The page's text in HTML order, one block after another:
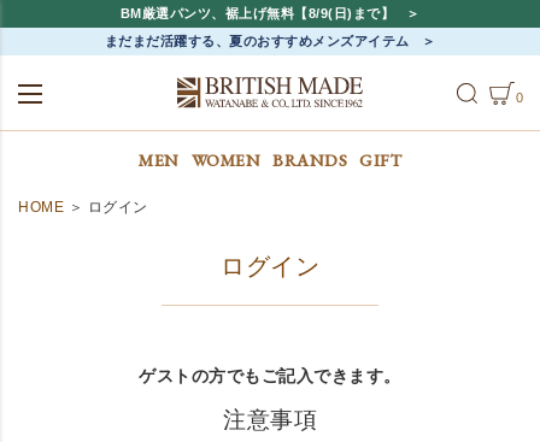
BM厳選パンツ、裾上げ無料【8/9(日)まで】
まだまだ活躍する、夏のおすすめメンズアイテム
0
MEN WOMEN BRANDS GIFT
HOME ログイン
ログイン
ゲストの方でもご記入できます。
注意事項